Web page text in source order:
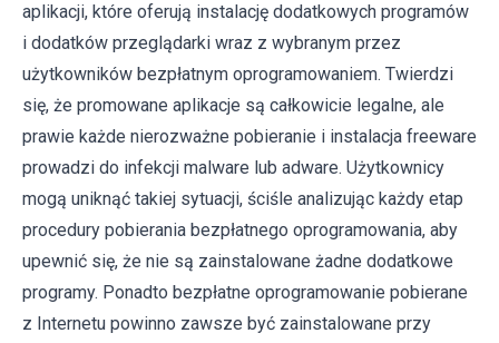
aplikacji, które oferują instalację dodatkowych programów
i dodatków przeglądarki wraz z wybranym przez
użytkowników bezpłatnym oprogramowaniem. Twierdzi
się, że promowane aplikacje są całkowicie legalne, ale
prawie każde nierozważne pobieranie i instalacja freeware
prowadzi do infekcji malware lub adware. Użytkownicy
mogą uniknąć takiej sytuacji, ściśle analizując każdy etap
procedury pobierania bezpłatnego oprogramowania, aby
upewnić się, że nie są zainstalowane żadne dodatkowe
programy. Ponadto bezpłatne oprogramowanie pobierane
z Internetu powinno zawsze być zainstalowane przy